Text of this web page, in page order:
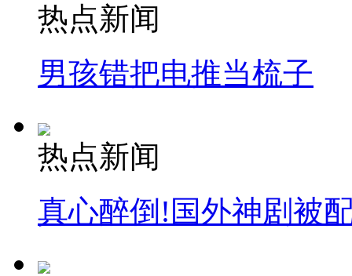
热点新闻
男孩错把电推当梳子
热点新闻
真心醉倒!国外神剧被